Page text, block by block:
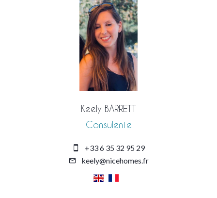
Keely BARRETT
Consulente
+33 6 35 32 95 29
keely@nicehomes.fr